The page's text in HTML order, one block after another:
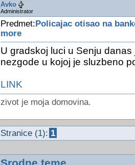
Avko
Administrator
Predmet: Policajac otisao na
more
U gradskoj luci u Senju
nezgode u kojoj je sluzbeno
LINK
zivot je moja domovina.
Stranice (1): 1